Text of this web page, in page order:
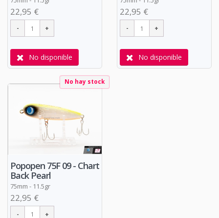
22,95 €
No disponible
22,95 €
No disponible
No hay stock
Popopen 75F 09 - Chart
Back Pearl
75mm - 11.5gr
22,95 €